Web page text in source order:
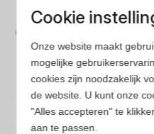
Bespaar tijd en
Wij hebben alle prijzen
minder tijd en geld kwijt
Populaire herengeuren
Amouage Heren parfum
Cookie
Onze website maakt
mogelijke
cookies zijn noodzakelijk
de website. U kunt onze
"Alles accepteren" te
aan te passen.